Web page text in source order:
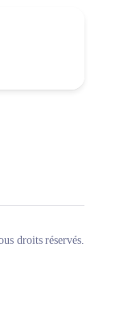
droits réservés.